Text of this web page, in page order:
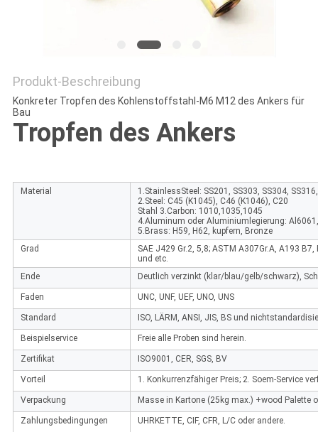
Produkt-Beschreibung
Konkreter Tropfen des Kohlenstoffstahl-M6 M12 des Ankers für
Bau
Tropfen des Ankers
Material
1.StainlessSteel: SS201, SS303, SS304,
2.Steel: C45 (K1045), C46 (K1046), C20
Stahl 3.Carbon: 1010,1035,1045
4.Aluminum oder Aluminiumlegierung:
5.Brass: H59, H62, kupfern, Bronze
Grad
SAE J429 Gr.2, 5,8; ASTM A307Gr.A, A193
und etc.
Ende
Deutlich verzinkt (klar/blau/gelb/schwarz),
Faden UNC, UNF, UEF, UNO, UNS
Standard ISO, LÄRM, ANSI, JIS, BS und
Beispielservice Freie alle Proben sind herein.
Zertifikat ISO9001, CER, SGS, BV
Vorteil 1. Konkurrenzfähiger Preis; 2. Soem-Service
Verpackung Masse in Kartone (25kg max.) +wood Palette
Zahlungsbedingungen UHRKETTE, CIF, CFR, L/C oder andere.